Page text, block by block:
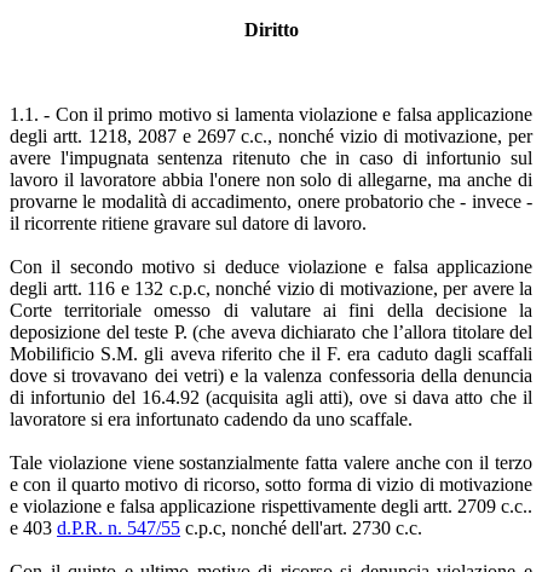
Diritto
1.1. - Con il primo motivo si lamenta violazione e falsa applicazione
degli artt. 1218, 2087 e 2697 c.c., nonché vizio di motivazione, per
avere l'impugnata sentenza ritenuto che in caso di infortunio sul
lavoro il lavoratore abbia l'onere non solo di allegarne, ma anche di
provarne le modalità di accadimento, onere probatorio che - invece -
il ricorrente ritiene gravare sul datore di lavoro.
Con il secondo motivo si deduce violazione e falsa applicazione
degli artt. 116 e 132 c.p.c, nonché vizio di motivazione, per avere la
Corte territoriale omesso di valutare ai fini della decisione la
deposizione del teste P. (che aveva dichiarato che l’allora titolare del
Mobilificio S.M. gli aveva riferito che il F. era caduto dagli scaffali
dove si trovavano dei vetri) e la valenza confessoria della denuncia
di infortunio del 16.4.92 (acquisita agli atti), ove si dava atto che il
lavoratore si era infortunato cadendo da uno scaffale.
Tale violazione viene sostanzialmente fatta valere anche con il terzo
e con il quarto motivo di ricorso, sotto forma di vizio di motivazione
e violazione e falsa applicazione rispettivamente degli artt. 2709 c.c..
e 403 d.P.R. n. 547/55 c.p.c, nonché dell'art. 2730 c.c.